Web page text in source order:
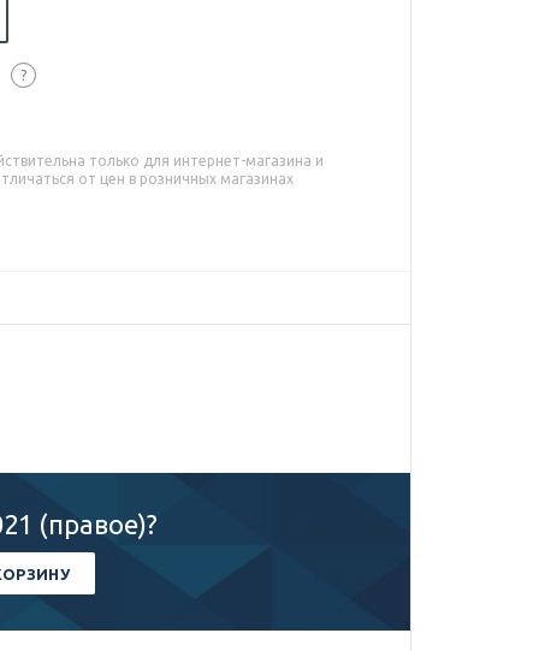
?
только для интернет-магазина и
от цен в розничных магазинах
(правое)?